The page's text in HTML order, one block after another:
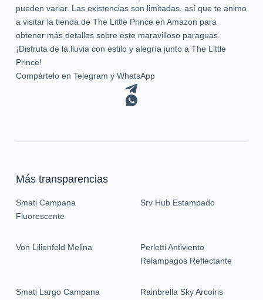
pueden variar. Las existencias son limitadas, así que te animo
a visitar la tienda de The Little Prince en Amazon para
obtener más detalles sobre este maravilloso paraguas.
¡Disfruta de la lluvia con estilo y alegría junto a The Little
Prince!
Compártelo en Telegram y WhatsApp
Más transparencias
Smati Campana
Fluorescente
Srv Hub Estampado
Von Lilienfeld Melina
Perletti Antiviento
Relampagos Reflectante
Smati Largo Campana Rainbrella Sky Arcoiris